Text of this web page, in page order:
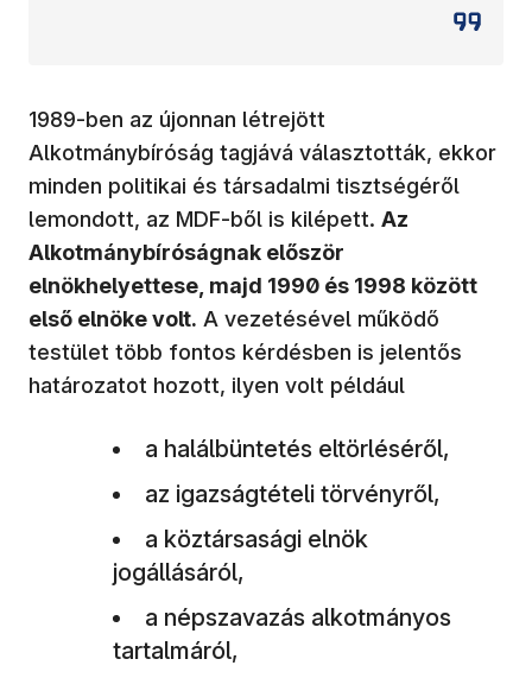
1989-ben az újonnan létrejött
Alkotmánybíróság tagjává választották, ekkor
minden politikai és társadalmi tisztségéről
lemondott, az MDF-ből is kilépett. Az
Alkotmánybíróságnak először
elnökhelyettese, majd 1990 és 1998 között
első elnöke volt. A vezetésével működő
testület több fontos kérdésben is jelentős
határozatot hozott, ilyen volt például
a halálbüntetés eltörléséről,
az igazságtételi törvényről,
a köztársasági elnök
jogállásáról,
a népszavazás alkotmányos
tartalmáról,